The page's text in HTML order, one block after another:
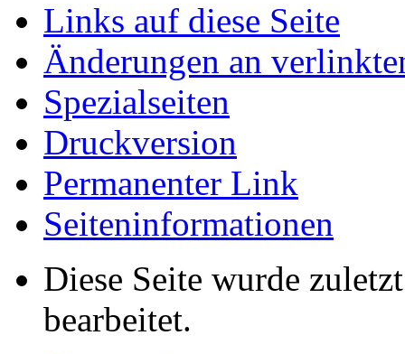
Links auf diese Seite
Änderungen an
Spezialseiten
Druckversion
Permanenter Link
Seiten­informationen
Diese Seite wurde
bearbeitet.